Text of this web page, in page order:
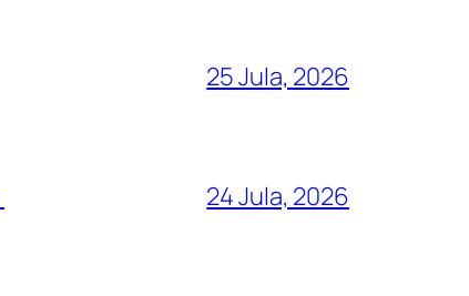
25 Jula, 2026
24 Jula, 2026